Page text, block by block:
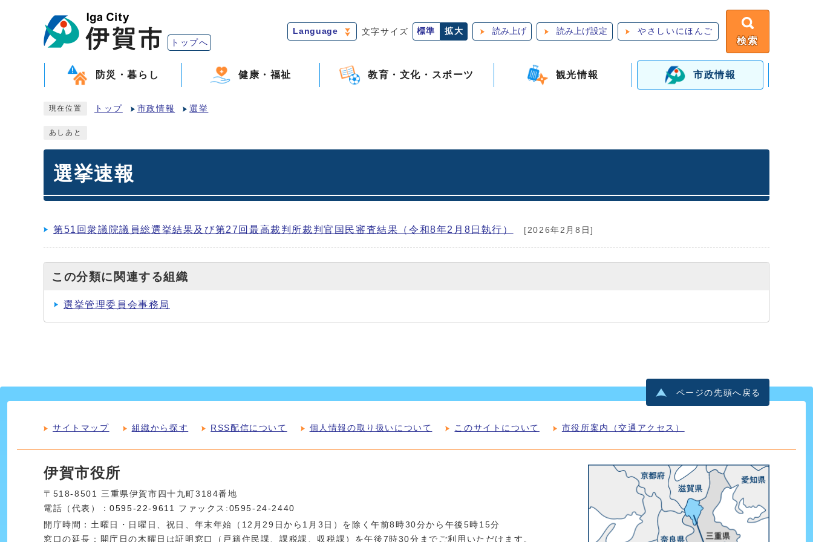
トップへ
Language 文字サイズ 標準 拡大 読み上げ 読み上げ設定 やさしいにほんご
検索
防災・暮らし 健康・福祉 教育・文化・スポーツ 観光情報 市政情報
現在位置 トップ 市政情報 選挙
あしあと
選挙速報
第51回衆議院議員総選挙結果及び第27回最高裁判所裁判官国民審査結果（令和8年2月8日執行） [2026年2月8日]
この分類に関連する組織
選挙管理委員会事務局
ページの先頭へ戻る
サイトマップ 組織から探す RSS配信について 個人情報の取り扱いについて このサイトについて 市役所案内（交通アクセス）
伊賀市役所
〒518-8501 三重県伊賀市四十九町3184番地
電話（代表）：0595-22-9611 ファックス:0595-24-2440
開庁時間：土曜日・日曜日、祝日、年末年始（12月29日から1月3日）を除く午前8時30分から午後5時15分
窓口の延長：開庁日の木曜日は証明窓口（戸籍住民課、課税課、収税課）を午後7時30分までご利用いただけます。